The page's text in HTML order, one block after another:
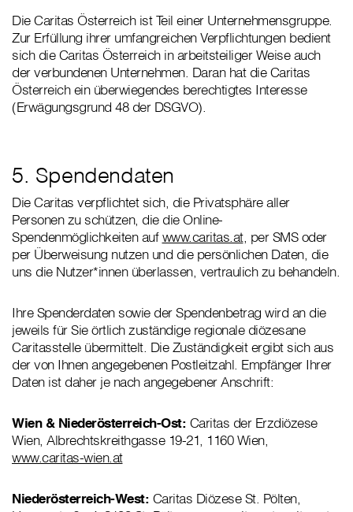
Die Caritas Österreich ist Teil einer Unternehmensgruppe.
Zur Erfüllung ihrer umfangreichen Verpflichtungen bedient
sich die Caritas Österreich in arbeitsteiliger Weise auch
der verbundenen Unternehmen. Daran hat die Caritas
Österreich ein überwiegendes berechtigtes Interesse
(Erwägungsgrund 48 der DSGVO).
5. Spendendaten
Die Caritas verpflichtet sich, die Privatsphäre aller
Personen zu schützen, die die Online-
Spendenmöglichkeiten aufwww.caritas.at, per SMS oder
per Überweisung nutzen und die persönlichen Daten, die
uns die Nutzer*innen überlassen, vertraulich zu behandeln.
Ihre Spenderdaten sowie der Spendenbetrag wird an die
jeweils für Sie örtlich zuständige regionale diözesane
Caritasstelle übermittelt. Die Zuständigkeit ergibt sich aus
der von Ihnen angegebenen Postleitzahl. Empfänger Ihrer
Daten ist daher je nach angegebener Anschrift:
Wien & Niederösterreich-Ost: Caritas der Erzdiözese
Wien, Albrechtskreithgasse 19-21, 1160 Wien,
www.caritas-wien.at
Niederösterreich-West: Caritas Diözese St. Pölten,